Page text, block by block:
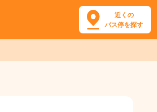
近くの
バス停を探す